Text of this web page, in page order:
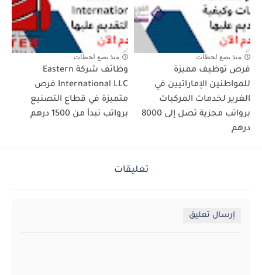
منذ بضع لحظات
فرص توظيف مميزة
للمواطنين الإماراتيين في
الغرير لخدمات المركبات
برواتب مجزية تصل إلى 8000
درهم
منذ بضع لحظات
وظائف شركة Eastern
International LLC فرص
متميزة في قطاع التصنيع
برواتب تبدأ من 1500 درهم
تعليقات
إرسال تعليق